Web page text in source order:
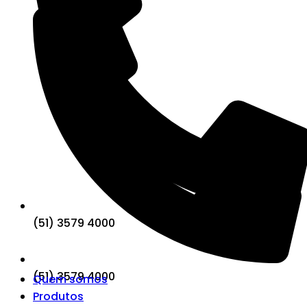
(51) 3579 4000
(51) 3579 4000
Quem somos
Produtos